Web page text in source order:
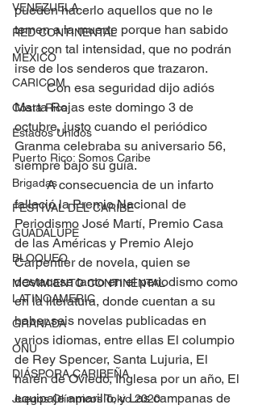
VENEZUELA
RED CONTINENTAL
MEXICO
CARICOM
Costa Rica
Estados Unidos
Puerto Rico: Somos Caribe
Brigadas
FESTIVAL DEL CARIBE
GUADALUPE
BLOQUEO
MOVIMIENTO CONTINENTAL
LATINOAMERIC
GRANADA
ONU
DIÁSPORA CARIBEÑA
Juegos Olímpicos Tokio 2020
pueden hacerlo aquellos que no le
temen a la muerte porque han sabido
vivir con tal intensidad, que no podrán
irse de los senderos que trazaron.
	Con esa seguridad dijo adiós
Marta Rojas este domingo 3 de
octubre, justo cuando el periódico
Granma celebraba su aniversario 56,
siempre bajo su guía.
	A consecuencia de un infarto
falleció la Premio Nacional de
Periodismo José Martí, Premio Casa
de las Américas y Premio Alejo
Carpentier de novela, quien se
destacase tanto en el periodismo como
en la literatura, donde cuentan a su
haber seis novelas publicadas en
varios idiomas, entre ellas El columpio
de Rey Spencer, Santa Lujuria, El
harén de Oviedo, Inglesa por un año, El
equipaje amarillo, y Las campanas de